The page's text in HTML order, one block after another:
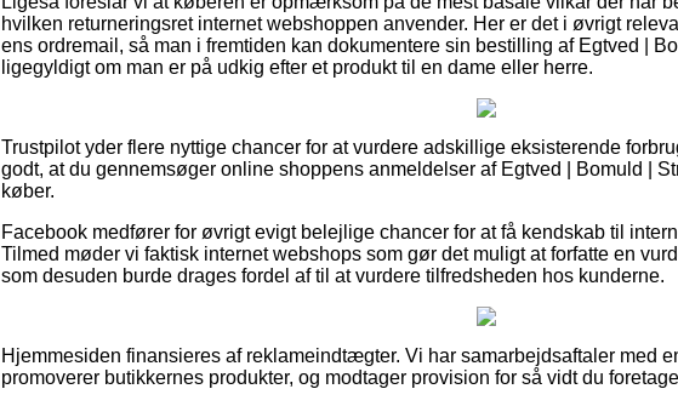
hvilken returneringsret internet webshoppen anvender. Her er det i øvrigt
ens ordremail, så man i fremtiden kan dokumentere sin bestilling af Egtved |
ligegyldigt om man er på udkig efter et produkt til en dame eller herre.
Trustpilot yder flere nyttige chancer for at vurdere adskillige eksisterende
godt, at du gennemsøger online shoppens anmeldelser af Egtved | Bomuld |
køber.
Facebook medfører for øvrigt evigt belejlige chancer for at få kendskab til
Tilmed møder vi faktisk internet webshops som gør det muligt at forfatte en
som desuden burde drages fordel af til at vurdere tilfredsheden hos kunderne.
Hjemmesiden finansieres af reklameindtægter. Vi har samarbejdsaftaler med
promoverer butikkernes produkter, og modtager provision for så vidt du